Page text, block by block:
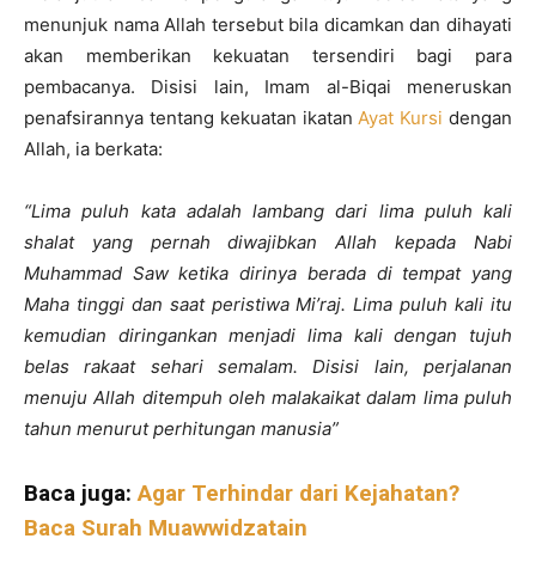
menunjuk nama Allah tersebut bila dicamkan dan dihayati
akan memberikan kekuatan tersendiri bagi para
pembacanya. Disisi lain, Imam al-Biqai meneruskan
penafsirannya tentang kekuatan ikatan Ayat Kursi dengan
Allah, ia berkata:
“Lima puluh kata adalah lambang dari lima puluh kali
shalat yang pernah diwajibkan Allah kepada Nabi
Muhammad Saw ketika dirinya berada di tempat yang
Maha tinggi dan saat peristiwa Mi’raj. Lima puluh kali itu
kemudian diringankan menjadi lima kali dengan tujuh
belas rakaat sehari semalam. Disisi lain, perjalanan
menuju Allah ditempuh oleh malakaikat dalam lima puluh
tahun menurut perhitungan manusia”
Baca juga: Agar Terhindar dari Kejahatan?
Baca Surah Muawwidzatain